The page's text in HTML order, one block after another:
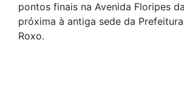
pontos finais na Avenida Floripes
próxima à antiga sede da
Roxo.